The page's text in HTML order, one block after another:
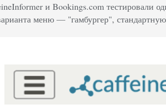
и Bookings.com тестировали
меню — "гамбургер",